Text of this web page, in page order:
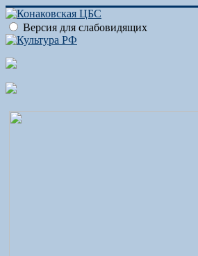
Версия для слабовидящих